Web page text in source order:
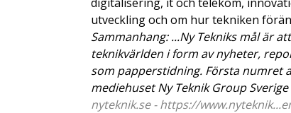
utveckling och om hur tekniken
Sammanhang: ...Ny Tekniks mål är
teknikvärlden i form av nyheter,
som papperstidning. Första numret
mediehuset Ny Teknik Group
nyteknik.se - https://